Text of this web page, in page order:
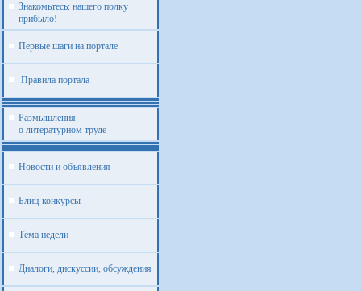
Знакомьтесь: нашего полку
прибыло!
Первые шаги на портале
Правила портала
Размышления
о литературном труде
Новости и объявления
Блиц-конкурсы
Тема недели
Диалоги, дискуссии, обсуждения